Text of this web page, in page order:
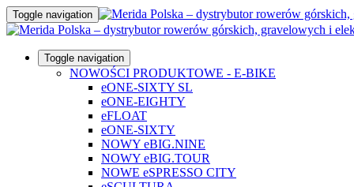
Toggle navigation
Toggle navigation
NOWOŚCI PRODUKTOWE - E-BIKE
eONE-SIXTY SL
eONE-EIGHTY
eFLOAT
eONE-SIXTY
NOWY eBIG.NINE
NOWY eBIG.TOUR
NOWE eSPRESSO CITY